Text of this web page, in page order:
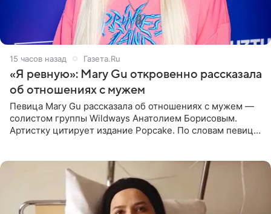
15 часов назад Газета.Ru
«Я ревную»: Mary Gu откровенно рассказала
об отношениях с мужем
Певица Mary Gu рассказала об отношениях с мужем —
солистом группы Wildways Анатолием Борисовым.
Артистку цитирует издание Popcake. По словам певицы,